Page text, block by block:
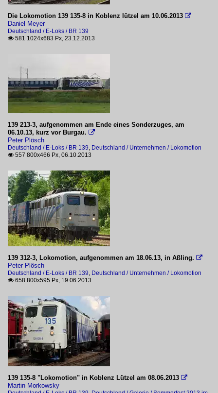
Die Lokomotion 139 135-8 in Koblenz lützel am 10.06.2013 
Daniel Meyer
Deutschland / E-Loks / BR 139
 581 1024x683 Px, 23.12.2013
139 213-3, aufgenommen am Ende eines Sonderzuges, am
06.10.13, kurz vor Burgau. 
Peter Plösch
Deutschland / E-Loks / BR 139, Deutschland / Unternehmen / Lokomotion
 557 800x466 Px, 06.10.2013
139 312-3, Lokomotion, aufgenommen am 18.06.13, in Aßling. 
Peter Plösch
Deutschland / E-Loks / BR 139, Deutschland / Unternehmen / Lokomotion
 658 800x595 Px, 19.06.2013
139 135-8 "Lokomotion" in Koblenz Lützel am 08.06.2013 
Martin Morkowsky